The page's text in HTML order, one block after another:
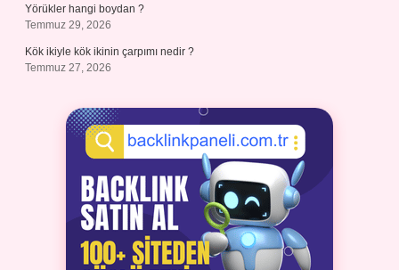
Yörükler hangi boydan ?
Temmuz 29, 2026
Kök ikiyle kök ikinin çarpımı nedir ?
Temmuz 27, 2026